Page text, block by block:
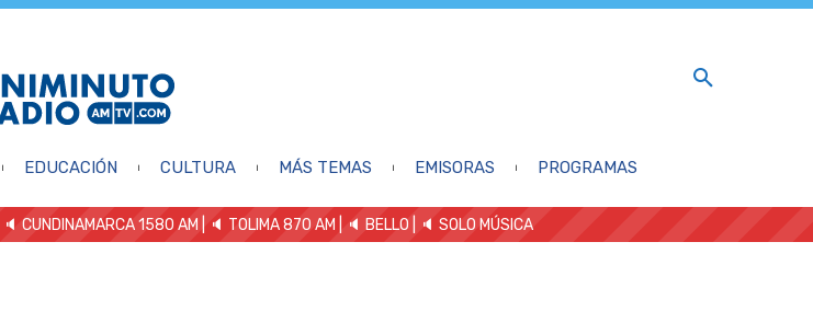
EDUCACIÓN CULTURA MÁS TEMAS EMISORAS PROGRAMAS
| 🔈 CUNDINAMARCA 1580 AM | 🔈 TOLIMA 870 AM | 🔈 BELLO 🔈 SOLO MÚSICA